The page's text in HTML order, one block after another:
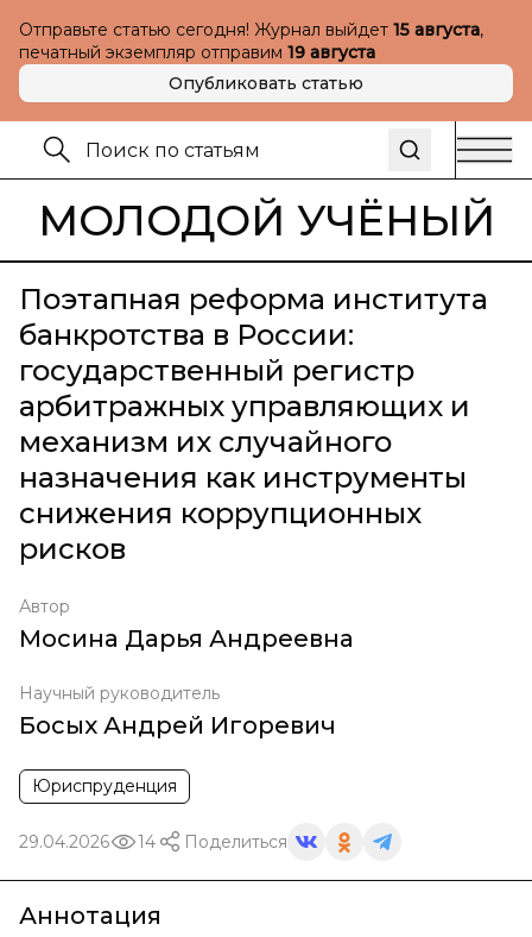
Отправьте статью сегодня! Журнал выйдет 15 августа,
печатный экземпляр отправим 19 августа
Опубликовать статью
МОЛОДОЙ УЧЁНЫЙ
Поэтапная реформа института
банкротства в России:
государственный регистр
арбитражных управляющих и
механизм их случайного
назначения как инструменты
снижения коррупционных
рисков
Автор
Мосина Дарья Андреевна
Научный руководитель
Босых Андрей Игоревич
Юриспруденция
29.04.2026 14 Поделиться
Аннотация